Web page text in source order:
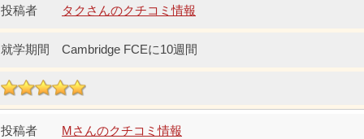
タクさんのクチコミ情報
Cambridge FCEに10週間
Mさんのクチコミ情報